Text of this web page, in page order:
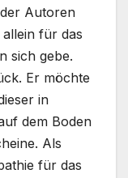
Autoren
für das
sich gebe.
Er möchte
in
dem Boden
Als
für das